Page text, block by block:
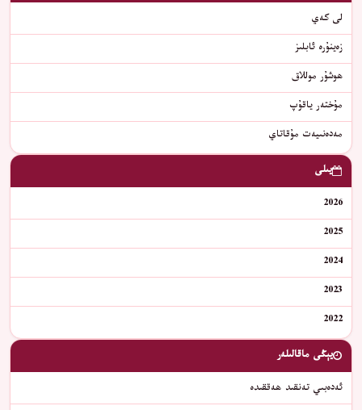
لى كەي
زەينۇرە ئابلىز
ھوشۇر موللاق
مۇختەر ياقۇپ
مەدەنىيەت مۇقاتاي
يىلى
2026
2025
2024
2023
2022
يېڭى ماقالىلەر
ئەدەبىي تەنقىد ھەققىدە